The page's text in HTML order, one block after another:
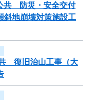
共 防災・安全交付
斜地崩壊対策施設工
復旧治山工事（大